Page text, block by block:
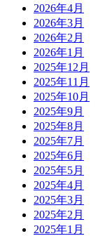
2026年4月
2026年3月
2026年2月
2026年1月
2025年12月
2025年11月
2025年10月
2025年9月
2025年8月
2025年7月
2025年6月
2025年5月
2025年4月
2025年3月
2025年2月
2025年1月